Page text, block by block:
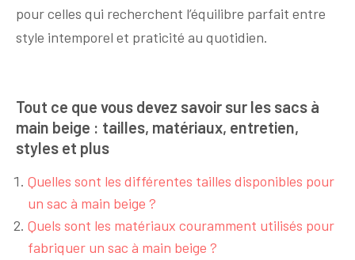
pour celles qui recherchent l’équilibre parfait entre
style intemporel et praticité au quotidien.
Tout ce que vous devez savoir sur les sacs à
main beige : tailles, matériaux, entretien,
styles et plus
Quelles sont les différentes tailles disponibles pour
un sac à main beige ?
Quels sont les matériaux couramment utilisés pour
fabriquer un sac à main beige ?